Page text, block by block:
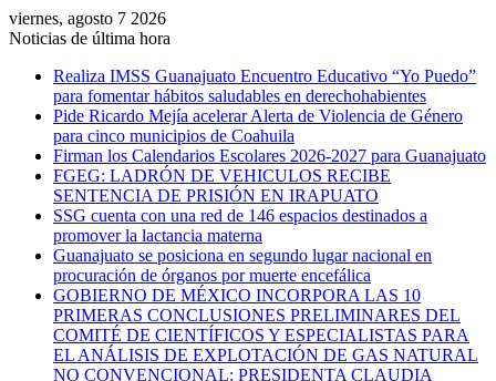
viernes, agosto 7 2026
Noticias de última hora
Realiza IMSS Guanajuato Encuentro Educativo “Yo Puedo”
para fomentar hábitos saludables en derechohabientes
Pide Ricardo Mejía acelerar Alerta de Violencia de Género
para cinco municipios de Coahuila
Firman los Calendarios Escolares 2026-2027 para Guanajuato
FGEG: LADRÓN DE VEHICULOS RECIBE
SENTENCIA DE PRISIÓN EN IRAPUATO
SSG cuenta con una red de 146 espacios destinados a
promover la lactancia materna
Guanajuato se posiciona en segundo lugar nacional en
procuración de órganos por muerte encefálica
GOBIERNO DE MÉXICO INCORPORA LAS 10
PRIMERAS CONCLUSIONES PRELIMINARES DEL
COMITÉ DE CIENTÍFICOS Y ESPECIALISTAS PARA
EL ANÁLISIS DE EXPLOTACIÓN DE GAS NATURAL
NO CONVENCIONAL: PRESIDENTA CLAUDIA